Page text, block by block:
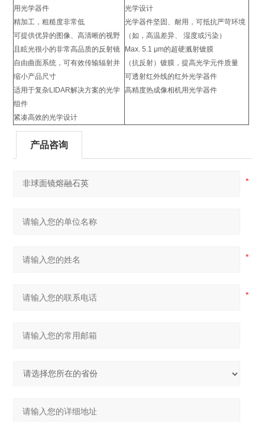
用光学器件
精加工，粗糙度非常低
可提供优异的图像、高清晰的视野
且眩光很小的非常高品质的反射镜
自由曲面系统，可有效传输辐射并
缩小产品尺寸
适用于复杂LIDAR解决方案的光学
组件
紧凑高效的光学设计
光学设计
光学器件坚固、耐用，可抵抗严苛环境
（如，高温差异、 湿度或污染）
Max. 5.1 μm的超硬溅射镀膜
（抗反射）镀膜，提高光学元件质量
可透射红外线的红外光学器件
高精度热成像相机用光学器件
产品咨询